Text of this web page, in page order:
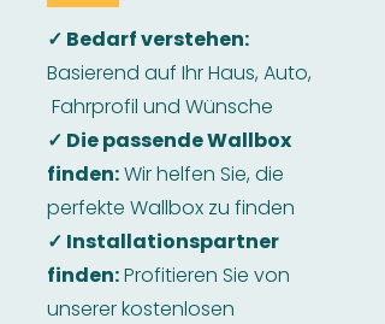
✓ Bedarf verstehen:
Basierend auf Ihr Haus, Auto,
Fahrprofil und Wünsche
✓ Die passende Wallbox
finden:Wir helfen Sie, die
perfekte Wallbox zu finden
✓ Installationspartner
finden:Profitieren Sie von
unserer kostenlosen